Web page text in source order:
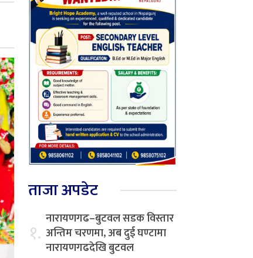
ताजा अपडेट
१. नारायणगढ–बुटवल सडक विस्तार
अन्तिम चरणमा, अब दुई घण्टामा
नारायणगढदेखि बुटवल